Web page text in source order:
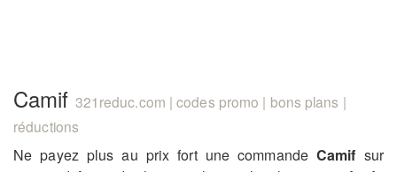
Camif 321reduc.com | codes promo | bons plans |
réductions
Ne payez plus au prix fort une commandeCamif sur